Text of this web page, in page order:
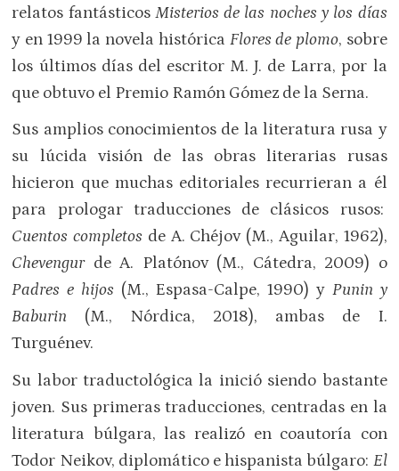
relatos fantásticos Misterios de las noches y los días
y en 1999 la novela histórica Flores de plomo, sobre
los últimos días del escritor M. J. de Larra, por la
que obtuvo el Premio Ramón Gómez de la Serna.
Sus amplios conocimientos de la literatura rusa y
su lúcida visión de las obras literarias rusas
hicieron que muchas editoriales recurrieran a él
para prologar traducciones de clásicos rusos:
Cuentos completos de A. Chéjov (M., Aguilar, 1962),
Chevengur de A. Platónov (M., Cátedra, 2009) o
Padres e hijos (M., Espasa-Calpe, 1990) y Punin y
Baburin (M., Nórdica, 2018), ambas de I.
Turguénev.
Su labor traductológica la inició siendo bastante
joven. Sus primeras traducciones, centradas en la
literatura búlgara, las realizó en coautoría con
Todor Neikov, diplomático e hispanista búlgaro: El